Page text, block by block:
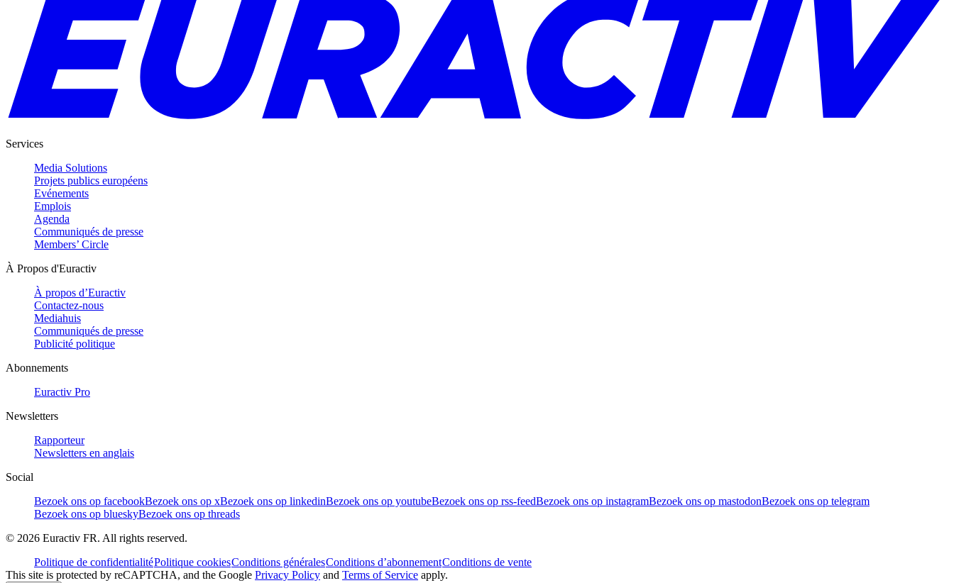
Services
Media Solutions
Projets publics européens
Evénements
Emplois
Agenda
Communiqués de presse
Members’ Circle
À Propos d'Euractiv
À propos d’Euractiv
Contactez-nous
Mediahuis
Communiqués de presse
Publicité politique
Abonnements
Euractiv Pro
Newsletters
Rapporteur
Newsletters en anglais
Social
Bezoek ons op facebookBezoek ons op xBezoek ons op linkedinBezoek ons op youtubeBezoek ons op rss-feedBezoek ons op instagramBezoek ons op mastodonBezoek ons op telegram
Bezoek ons op blueskyBezoek ons op threads
© 2026 Euractiv FR. All rights reserved.
Politique de confidentialitéPolitique cookiesConditions généralesConditions d’abonnementConditions de vente
This site is protected by reCAPTCHA, and the Google Privacy Policy and Terms of Service apply.